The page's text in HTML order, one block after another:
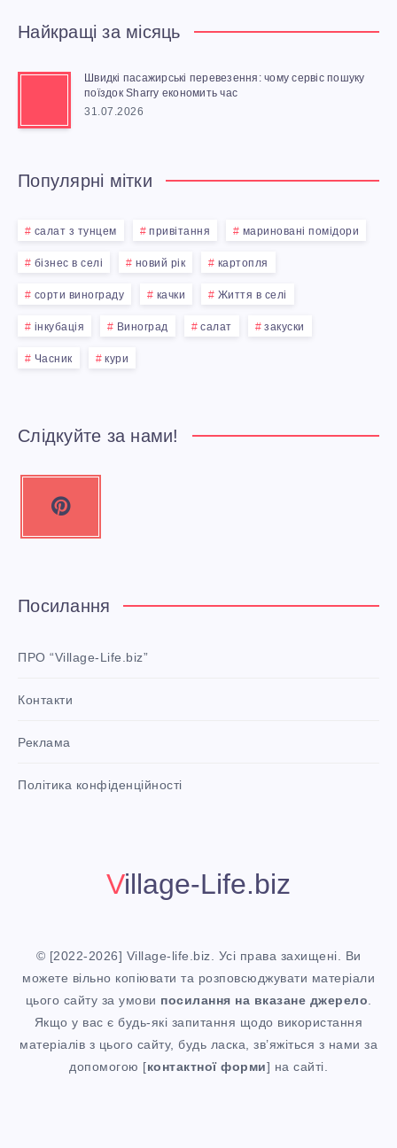
М
О
М
:
С
В
І
И
Й
Т
С
М
А
Ч
Н
Е
Ц
Е
П
Найкращі за місяць
Швидкі пасажирські перевезення: чому сервіс пошуку
поїздок Sharry економить час
31.07.2026
Популярні мітки
салат з тунцем привітання мариновані помідори
бізнес в селі новий рік картопля
сорти винограду качки Життя в селі
інкубація Виноград салат закуски
Часник кури
Слідкуйте за нами!
e
e
i
i
Посилання
ПРО “Village-Life.biz”
Контакти
Реклама
Політика конфіденційності
Village-Life.biz
© [2022-2026] Village-life.biz. Усі права захищені. Ви
можете вільно копіювати та розповсюджувати матеріали
цього сайту за умови посилання на вказане джерело.
Якщо у вас є будь-які запитання щодо використання
матеріалів з цього сайту, будь ласка, зв’яжіться з нами за
допомогою [контактної форми] на сайті.